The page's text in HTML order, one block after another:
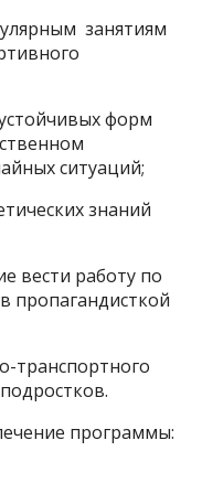
занятиям
форм
ситуаций;
знаний
вести работу по
пропагандисткой
транспортного
программы: